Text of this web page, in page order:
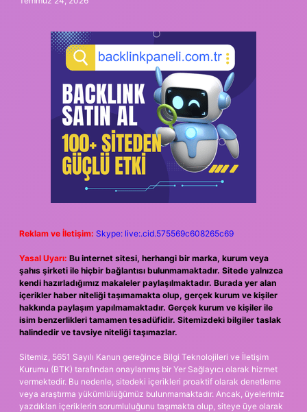
Reklam ve İletişim: Skype: live:.cid.575569c608265c69
Yasal Uyarı: Bu internet sitesi, herhangi bir marka, kurum veya
şahıs şirketi ile hiçbir bağlantısı bulunmamaktadır. Sitede yalnızca
kendi hazırladığımız makaleler paylaşılmaktadır. Burada yer alan
içerikler haber niteliği taşımamakta olup, gerçek kurum ve kişiler
hakkında paylaşım yapılmamaktadır. Gerçek kurum ve kişiler ile
isim benzerlikleri tamamen tesadüfidir. Sitemizdeki bilgiler taslak
halindedir ve tavsiye niteliği taşımazlar.
Sitemiz, 5651 Sayılı Kanun gereğince Bilgi Teknolojileri ve İletişim
Kurumu (BTK) tarafından onaylanmış bir Yer Sağlayıcı olarak hizmet
vermektedir. Bu nedenle, sitedeki içerikleri proaktif olarak denetleme
veya araştırma yükümlülüğümüz bulunmamaktadır. Ancak, üyelerimiz
yazdıkları içeriklerin sorumluluğunu taşımakta olup, siteye üye olarak